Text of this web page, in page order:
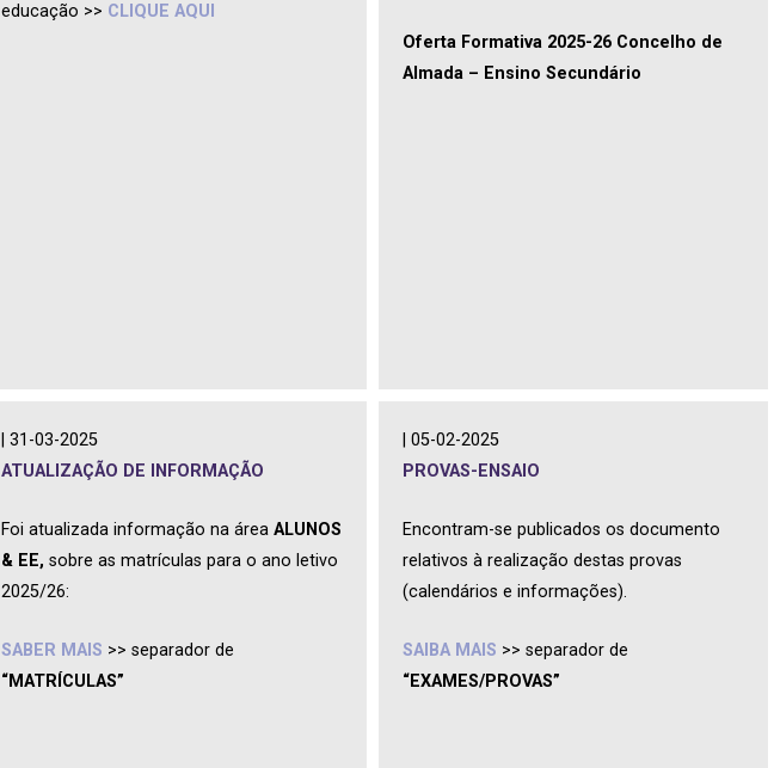
educação >> CLIQUE AQUI
Oferta Formativa 2025-26 Concelho de
Almada – Ensino Secundário
| 31-03-2025
ATUALIZAÇÃO DE INFORMAÇÃO
Foi atualizada informação na área ALUNOS
& EE, sobre as matrículas para o ano letivo
2025/26:
SABER MAIS >> separador de
“MATRÍCULAS”
| 05-02-2025
PROVAS-ENSAIO
Encontram-se publicados os documento
relativos à realização destas provas
(calendários e informações).
SAIBA MAIS >> separador de
“EXAMES/PROVAS”